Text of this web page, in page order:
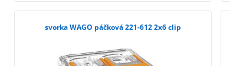
svorka WAGO páčková 221-612 2x6 clip